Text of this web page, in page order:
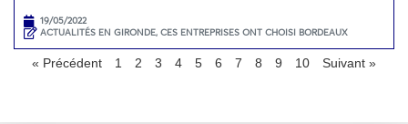
19/05/2022
ACTUALITÉS EN GIRONDE, CES ENTREPRISES ONT CHOISI BORDEAUX
« Précédent 1 2 3 4 5 6 7 8 9 10 Suivant »